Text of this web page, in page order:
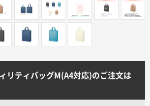
リティバッグM(A4対応)のご注文は